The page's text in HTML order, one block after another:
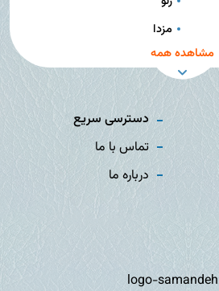
مزدا
مشاهده همه
دسترسی سریع
تماس با ما
درباره ما